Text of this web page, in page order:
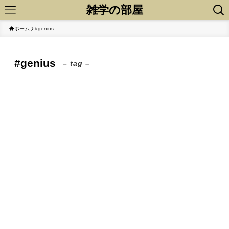
雑学の部屋
ホーム #genius
#genius – tag –